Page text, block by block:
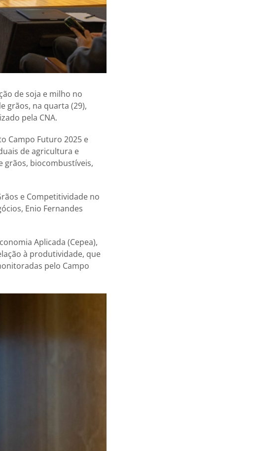
de soja e milho no
grãos, na quarta (29),
pela CNA.
Campo Futuro 2025 e
de agricultura e
grãos, biocombustíveis,
e Competitividade no
Enio Fernandes
Aplicada (Cepea),
à produtividade, que
pelo Campo